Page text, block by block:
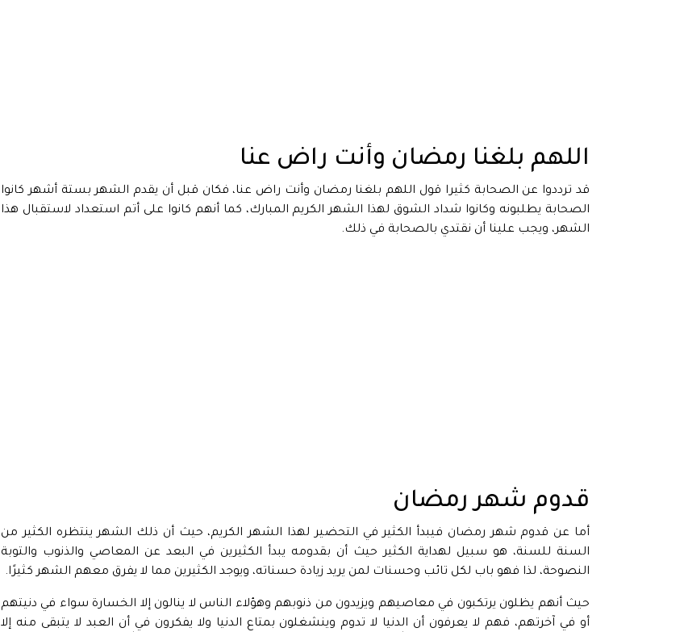
اللهم بلغنا رمضان وأنت راض عنا
قد ترددوا عن الصحابة كثيرا قول اللهم بلغنا رمضان وأنت راض عنا، فكان قبل أن يقدم الشهر بستة أشهر كانوا
الصحابة يطلبونه وكانوا شداد الشوق لهذا الشهر الكريم المبارك، كما أنهم كانوا على أتم استعداد لاستقبال هذا
الشهر، ويجب علينا أن نقتدي بالصحابة في ذلك.
قدوم شهر رمضان
أما عن قدوم شهر رمضان فيبدأ الكثير في التحضير لهذا الشهر الكريم، حيث أن ذلك الشهر ينتظره الكثير من
السنة للسنة، هو سبيل لهداية الكثير حيث أن بقدومه يبدأ الكثيرين في البعد عن المعاصي والذنوب والتوبة
النصوحة، لذا فهو باب لكل تائب وحسنات لمن يريد زيادة حسناته، ويوجد الكثيرين مما لا يفرق معهم الشهر كثيرًا.
حيث أنهم يظلون يرتكبون في معاصيهم ويزيدون من ذنوبهم وهؤلاء الناس لا ينالون إلا الخسارة سواء في دنيتهم
أو في آخرتهم، فهم لا يعرفون أن الدنيا لا تدوم وينشغلون بمتاع الدنيا ولا يفكرون في أن العبد لا يتبقى منه إلا